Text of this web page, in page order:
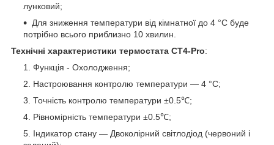
лунковий;
Для зниження температури від кімнатної до 4 °C буде
потрібно всього приблизно 10 хвилин.
Технічні характеристики термостата CT4-Pro:
Функція - Охолодження;
Настроювання контролю температури — 4 °C;
Точність контролю температури ±0.5℃;
Рівномірність температури ±0.5℃;
Індикатор стану — Двоколірний світлодіод (червоний і